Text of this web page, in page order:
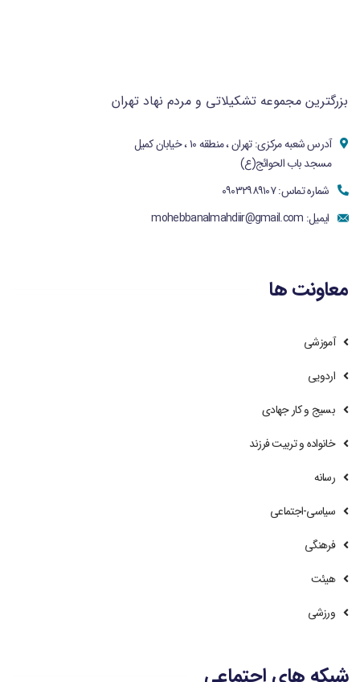
بزرگترین مجموعه تشکیلاتی و مردم نهاد تهران
آدرس شعبه مرکزی: تهران ، منطقه ۱۰ ، خیابان کمیل
مسجد باب الحوائج(ع)
شماره تماس: ۰۹۰۳۲۹۸۹۱۰۷
ایمیل: mohebbanalmahdiir@gmail.com
معاونت ها
آموزشی
اردویی
بسیج و کار جهادی
خانواده و تربیت فرزند
رسانه
سیاسی-اجتماعی
فرهنگی
هیئت
ورزشی